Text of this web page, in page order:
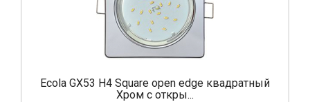
Ecola GX53 H4 Square open edge квадратный
Хром с откры...